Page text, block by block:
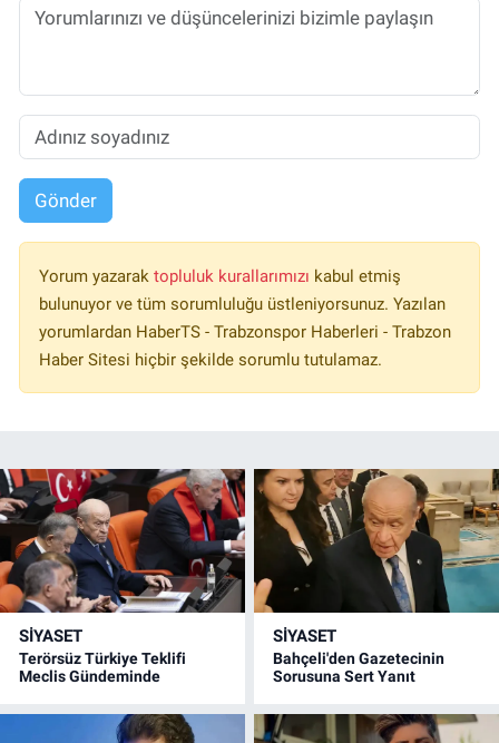
Gönder
Yorum yazarak topluluk kurallarımızı kabul etmiş
bulunuyor ve tüm sorumluluğu üstleniyorsunuz. Yazılan
yorumlardan HaberTS - Trabzonspor Haberleri - Trabzon
Haber Sitesi hiçbir şekilde sorumlu tutulamaz.
SİYASET
Terörsüz Türkiye Teklifi
Meclis Gündeminde
SİYASET
Bahçeli'den Gazetecinin
Sorusuna Sert Yanıt